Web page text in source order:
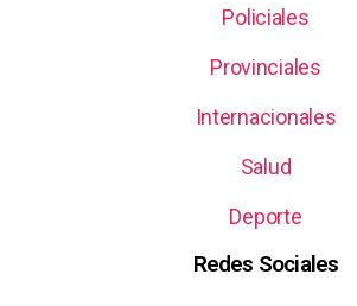
Policiales
Provinciales
Internacionales
Salud
Deporte
Redes Sociales